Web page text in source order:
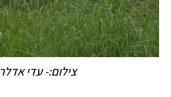
צילום:- עדי אדלר